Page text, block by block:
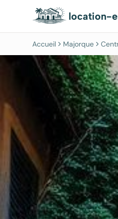
location-
Accueil Majorque